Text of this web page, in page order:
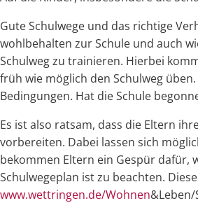
Gute Schulwege und das richtige
wohlbehalten zur Schule und auch
Schulweg zu trainieren. Hierbei
früh wie möglich den Schulweg
Bedingungen. Hat die Schule
Es ist also ratsam, dass die Eltern
vorbereiten. Dabei lassen sich
bekommen Eltern ein Gespür dafür,
Schulwegeplan ist zu beachten.
www.wettringen.de/Wohnen